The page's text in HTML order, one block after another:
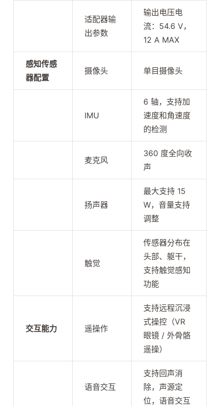
适配器输
出参数
输出电压电
流：54.6 V，
12 A MAX
感知传感
器配置
摄像头 单目摄像头
IMU
6 轴，支持加
速度和角速度
的检测
麦克风
360 度全向收
声
扬声器
最大支持 15
W，音量支持
调整
触觉
传感器分布在
头部、躯干，
支持触觉感知
功能
交互能力 遥操作
支持远程沉浸
式操控（VR
眼镜 / 外骨骼
遥操）
语音交互
支持回声消
除，声源定
位，语音交互